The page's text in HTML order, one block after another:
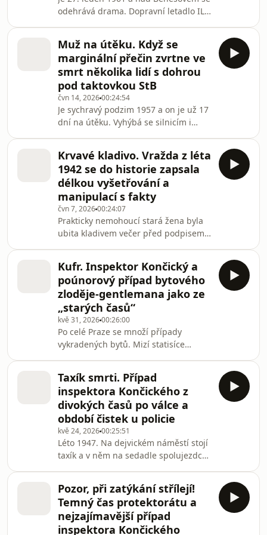
případ, kdy despotický a psychopatick
odehrává drama. Dopravní letadlo IL
kabině se střílí… Tři kluci ve věku 13–
15 let se na akci připravovali několik
týdnů. Studovali mapy, typy letadel,
opakovaně šli do kina na polský film
Únos, aby odkoukali, „jak na to“. Tento
až tragikomický případ si později
československá justice zvolí ja
Muž na útěku. Když se
marginální přečin zvrtne ve
smrt několika lidí s dohrou
pod taktovkou StB
čvn 14, 202600:24:54
Je sychravý podzim 1957 a on je už 17
dní na útěku. Vyhýbá se silnicím i
Václavovicích. Dům jeho milenky je na
dohled… Tento případ z 50. let nemá
jen dva pachatele. Další viníci ale
předvoláni před soud nebudou. Jsou
to příslušníci Sboru národní
bezpečnosti. Zanedbali vyšetřování i
ostrahu a nechali hlavního pachatele
dvakrát upr
Krvavé kladivo. Vražda z léta
1942 se do historie zapsala
délkou vyšetřování a
manipulací s fakty
čvn 7, 202600:24:07
Prakticky nemohoucí stará žena byla
ubita kladivem večer před podpisem
se vyšetřovatelé snažili dokázat
dlouhých 16 let. Jde o případ
neuvěřitelně zpackaného vyšetřování,
na kterém se podepsaly tragické časy
protektorátu i 50. let minulého století.
Nakonec v souvislosti s touto vraždou
zemře dalších sedm lidí, jeden pes
Kufr. Inspektor Končický a
poúnorový případ bytového
zloděje-gentlemana jako ze
„starých časů“
kvě 31, 202600:26:00
Po celé Praze se množí případy
vykradených bytů. Mizí statisíce
otipoval. Lup vynáší z bytů ve velkých
kufrech, slušně zdraví obyvatele a
pomáhá matce vynést kočárek nebo
stařence s taškami. Jen podoba je
pokaždé jiná. Jednou zrzavý, jindy
černovlasý nebo s knírem.
Kriminalisté stojí na místě, nemají
stopy. A to ještě netuší, že j
Taxík smrti. Případ
inspektora Končického z
divokých časů po válce a
období čistek u policie
kvě 24, 202600:25:51
Léto 1947. Na dejvickém náměstí stojí
taxík a v něm na sedadle spolujezdce
archiv nedokáže žádný ztotožnit.
Policie to nemá lehké. Mezi lidmi je
stále mnoho zbraní po Němcích.
Navíc se policejní sbor „čistí“: mnoho
Pozor, při zatýkání střílejí!
Temný čas protektorátu a
nejzajímavější případ
inspektora Končického